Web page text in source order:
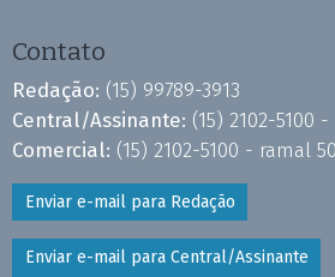
Contato
Redação: (15) 99789-3913
Central/Assinante: (15) 2102-5100
Comercial: (15) 2102-5100 - ramal
Enviar e-mail para Redação
Enviar e-mail para Central/Assinante